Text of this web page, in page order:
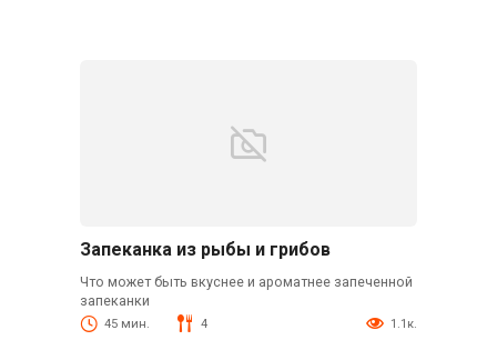
Запеканка из рыбы и грибов
Что может быть вкуснее и ароматнее запеченной
запеканки
45 мин. 4 1.1к.